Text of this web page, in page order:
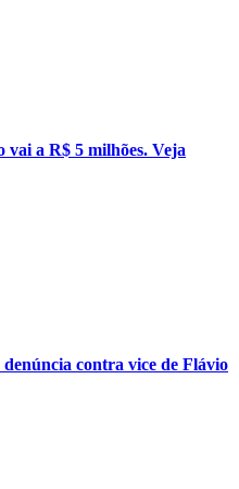
vai a R$ 5 milhões. Veja
contra vice de Flávio